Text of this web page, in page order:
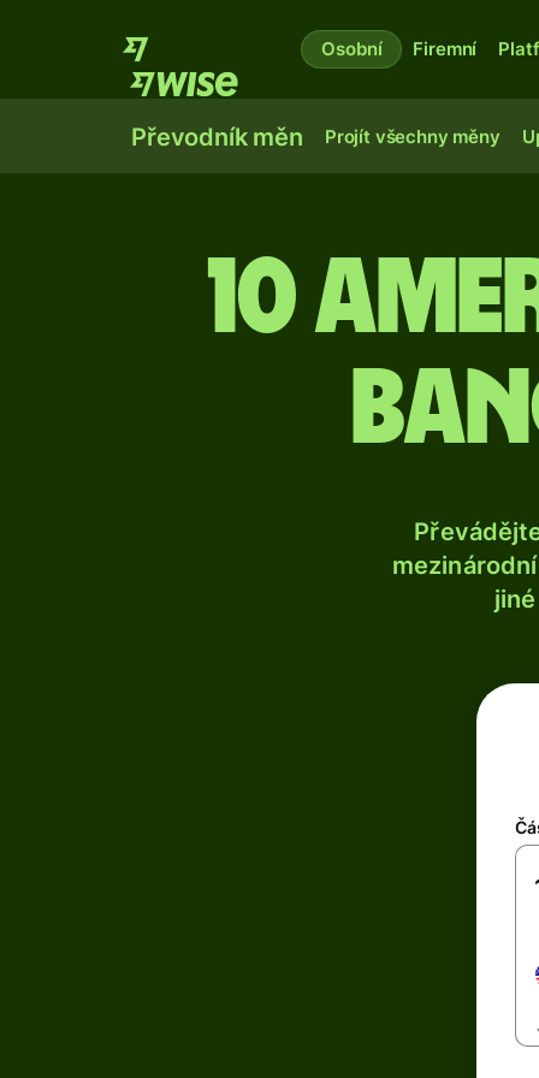
Osobní Firemní
Převodník měn Projít všechny měny
10